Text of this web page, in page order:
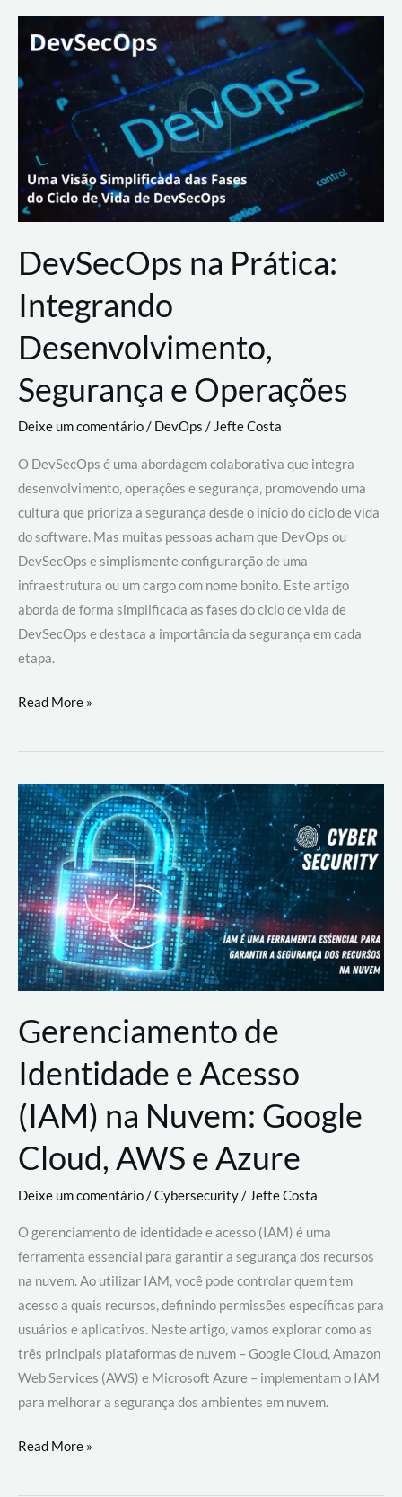
Lance
Rural
DevSecOps na Prática:
Integrando
Desenvolvimento,
Segurança e Operações
Deixe um comentário/ DevOps /Jefte Costa
O DevSecOps é uma abordagem colaborativa que integra
desenvolvimento, operações e segurança, promovendo uma
cultura que prioriza a segurança desde o início do ciclo de vida
do software. Mas muitas pessoas acham que DevOps ou
DevSecOps e simplismente configurarção de uma
infraestrutura ou um cargo com nome bonito. Este artigo
aborda de forma simplificada as fases do ciclo de vida de
DevSecOps e destaca a importância da segurança em cada
etapa.
DevSecOps
Prática:
Desenvolvimento,
Segurança
e
Operações
Read More »
Gerenciamento de
Identidade e Acesso
(IAM) na Nuvem: Google
Cloud, AWS e Azure
Deixe um comentário/Cybersecurity/ Jefte Costa
O gerenciamento de identidade e acesso (IAM) é uma
ferramenta essencial para garantir a segurança dos recursos
na nuvem. Ao utilizar IAM, você pode controlar quem tem
acesso a quais recursos, definindo permissões específicas para
usuários e aplicativos. Neste artigo, vamos explorar como as
três principais plataformas de nuvem – Google Cloud, Amazon
Web Services (AWS) e Microsoft Azure – implementam o IAM
para melhorar a segurança dos ambientes em nuvem.
Gerenciamento
Read More »